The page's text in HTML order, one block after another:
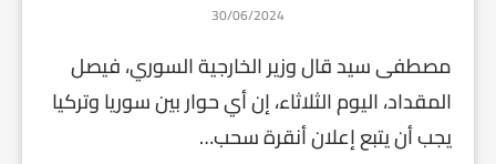
30/06/2024
مصطفى سيد قال وزير الخارجية السوري، فيصل
المقداد، اليوم الثلاثاء، إن أي حوار بين سوريا وتركيا
يجب أن يتبع إعلان أنقرة سحب…